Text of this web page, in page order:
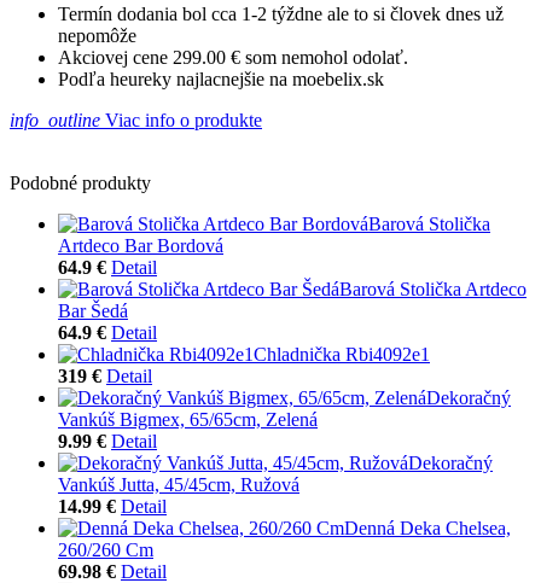
Termín dodania bol cca 1-2 týždne ale to si človek dnes už
nepomôže
Akciovej cene 299.00 € som nemohol odolať.
Podľa heureky najlacnejšie na moebelix.sk
info_outline Viac info o produkte
Podobné produkty
Barová Stolička
Artdeco Bar Bordová
64.9 € Detail
Barová Stolička Artdeco
Bar Šedá
64.9 € Detail
Chladnička Rbi4092e1
319 € Detail
Dekoračný
Vankúš Bigmex, 65/65cm, Zelená
9.99 € Detail
Dekoračný
Vankúš Jutta, 45/45cm, Ružová
14.99 € Detail
Denná Deka Chelsea,
260/260 Cm
69.98 € Detail